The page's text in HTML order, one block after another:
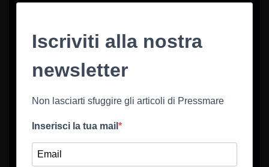
Iscriviti alla nostra
newsletter
Non lasciarti sfuggire gli articoli di Pressmare
Inserisci la tua mail